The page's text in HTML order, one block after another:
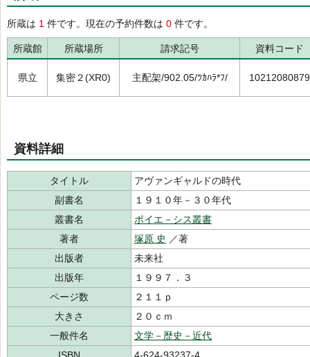
所蔵は 1 件です。現在の予約件数は 0 件です。
所蔵館 所蔵場所 請求記号 資料コード
県立 集密２(XR0) 主配架/902.05/ﾂｶﾊﾗ*ﾌ/ 10212080879
資料詳細
タイトル
アヴァンギャルドの時代
副書名
１９１０年－３０年代
叢書名
ポイエ－シス叢書
著者
塚原 史 ／著
出版者
未来社
出版年
１９９７．３
ページ数
２１１ｐ
大きさ
２０ｃｍ
一般件名
文学－歴史－近代